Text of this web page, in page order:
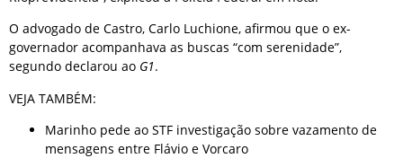
O advogado de Castro, Carlo Luchione, afirmou que o ex-
governador acompanhava as buscas “com serenidade”,
segundo declarou ao G1.
VEJA TAMBÉM:
Marinho pede ao STF investigação sobre vazamento de
mensagens entre Flávio e Vorcaro